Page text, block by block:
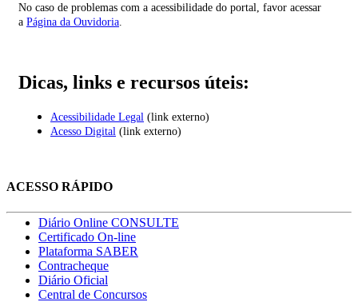
No caso de problemas com a acessibilidade do portal, favor acessar
a Página da Ouvidoria.
Dicas, links e recursos úteis:
Acessibilidade Legal (link externo)
Acesso Digital (link externo)
ACESSO RÁPIDO
Diário Online CONSULTE
Certificado On-line
Plataforma SABER
Contracheque
Diário Oficial
Central de Concursos